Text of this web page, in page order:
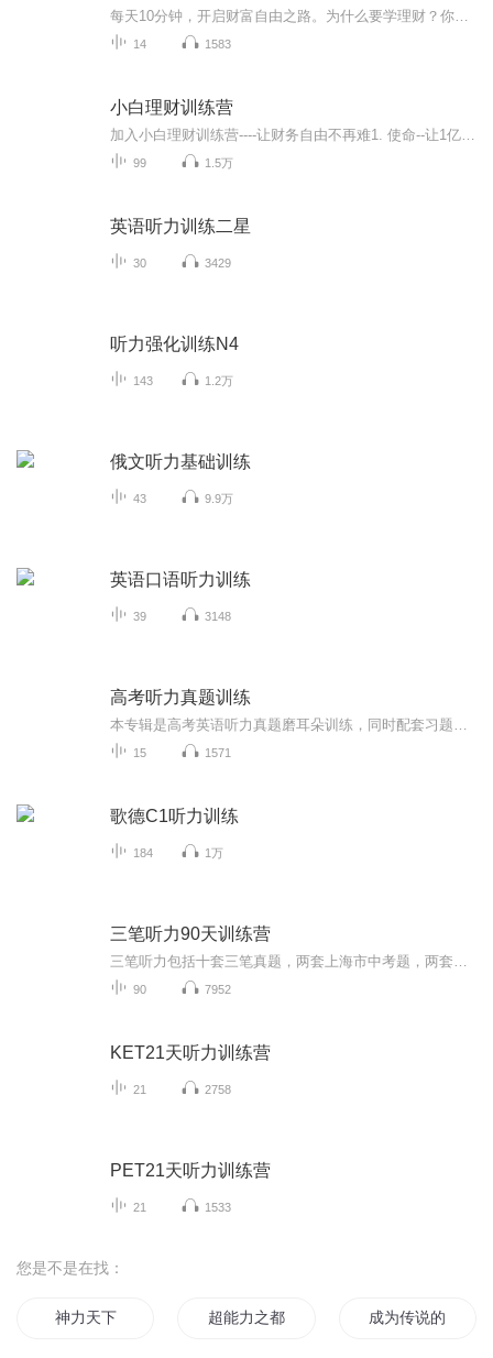
14 1583
小白理财训练营
99 1.5万
英语听力训练二星
30 3429
听力强化训练N4
143 1.2万
俄文听力基础训练
43 9.9万
英语口语听力训练
39 3148
高考听力真题训练
15 1571
歌德C1听力训练
184 1万
三笔听力90天训练营
90 7952
KET21天听力训练营
21 2758
PET21天听力训练营
21 1533
您是不是在找：
神力天下 超能力之都 成为传说的训练家